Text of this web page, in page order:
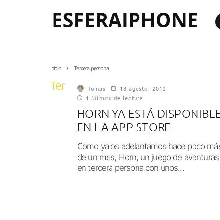
Inicio Tercera persona
Tercera persona
Tomás
18 agosto, 2012
1 Minuto de lectura
HORN YA ESTÁ
EN LA APP STORE
Como ya os adelantamos hace poco
de un mes, Horn, un juego de aventuras
en tercera persona con unos...